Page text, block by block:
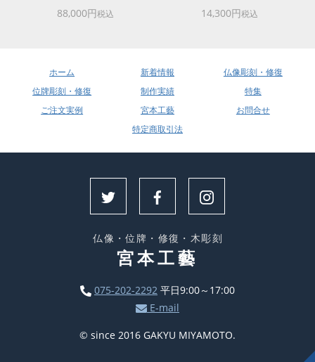
88,000円税込
14,300円税込
ホーム 新着情報
仏像彫刻・修復
位牌彫刻・修復
制作実績
特集
ご注文実例
宮本工藝
お問合せ
特定商取引法
仏像・位牌・修復・木彫刻
宮本工藝
075-202-2292 平日9:00～17:00
E-mail
© since 2016 GAKYU MIYAMOTO.